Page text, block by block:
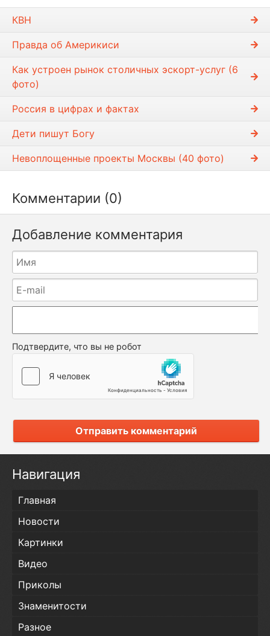
КВН
Правда об Америкиси
Как устроен рынок столичных эскорт-услуг (6
фото)
Россия в цифрах и фактах
Дети пишyт Богy
Невоплощенные проекты Москвы (40 фото)
Комментарии (0)
Добавление комментария
Подтвердите, что вы не робот
Отправить комментарий
Навигация
Главная
Новости
Картинки
Видео
Приколы
Знаменитости
Разное